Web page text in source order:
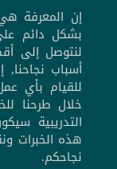
إن المعرفة
بشكل دائم
لنتوصل إلى
أسباب
للقيام بأي
خلال طرحنا
التدريبية
هذه الخبرات
نجاحكم.